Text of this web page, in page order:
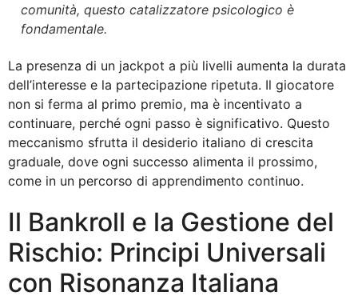
comunità, questo catalizzatore psicologico è
fondamentale.
La presenza di un jackpot a più livelli aumenta la durata
dell’interesse e la partecipazione ripetuta. Il giocatore
non si ferma al primo premio, ma è incentivato a
continuare, perché ogni passo è significativo. Questo
meccanismo sfrutta il desiderio italiano di crescita
graduale, dove ogni successo alimenta il prossimo,
come in un percorso di apprendimento continuo.
Il Bankroll e la Gestione del
Rischio: Principi Universali
con Risonanza Italiana